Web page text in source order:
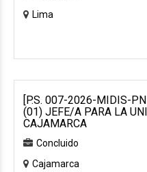
Lima
[P.S. 007-2026-MIDIS-
(01) JEFE/A PARA LA
CAJAMARCA
Concluido
Cajamarca